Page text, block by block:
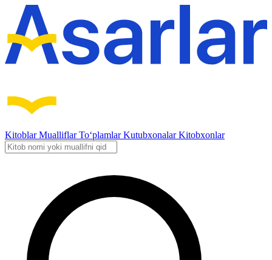
KitoblarMualliflarTo‘plamlarKutubxonalarKitobxonlar